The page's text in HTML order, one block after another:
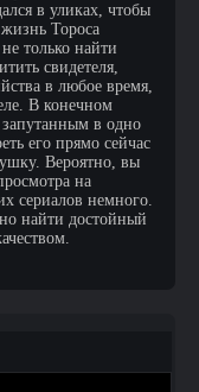
в уликах, чтобы
Тороса
только найти
свидетеля,
в любое время,
В конечном
запутанным в одно
его прямо сейчас
Вероятно, вы
на
сериалов немного.
найти достойный